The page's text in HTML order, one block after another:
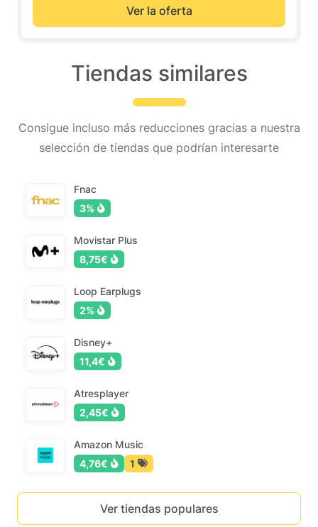
Ver la oferta
Tiendas similares
Consigue incluso más reducciones gracias a nuestra
selección de tiendas que podrían interesarte
Fnac
3%
Movistar Plus
8,75€
Loop Earplugs
2%
Disney+
11,4€
Atresplayer
2,45€
Amazon Music
4,76€
1
Ver tiendas populares